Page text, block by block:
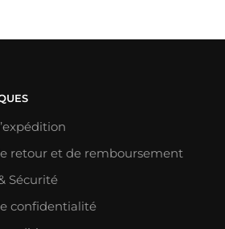
retour et de remboursement
Sécurité
confidentialité